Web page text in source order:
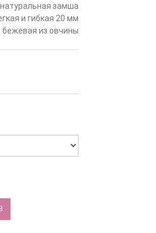
замша
и гибкая 20 мм
бежевая из овчины